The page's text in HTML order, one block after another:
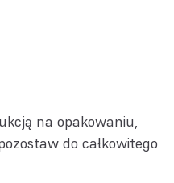
na opakowaniu,
do całkowitego